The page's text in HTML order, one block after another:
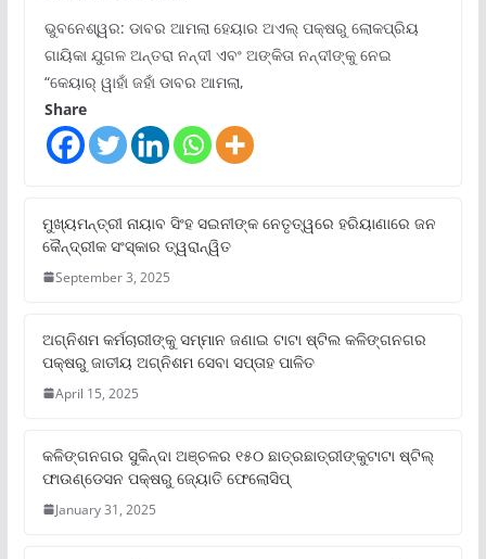
ଭୁବନେଶ୍ୱର: ଡାବର ଆମଲା ହେୟାର ଅଏଲ୍ ପକ୍ଷରୁ ଲୋକପ୍ରିୟ
ଗାୟିକା ଯୁଗଳ ଅନ୍ତରା ନନ୍ଦୀ ଏବଂ ଅଙ୍କିତା ନନ୍ଦୀଙ୍କୁ ନେଇ
“କେୟାର୍ ୱାହାଁ ଜହାଁ ଡାବର ଆମଲା,
Share
ମୁଖ୍ୟମନ୍ତ୍ରୀ ନାୟାବ ସିଂହ ସଇନୀଙ୍କ ନେତୃତ୍ୱରେ ହରିୟାଣାରେ ଜନ
କୈନ୍ଦ୍ରୀକ ସଂସ୍କାର ତ୍ୱରାନ୍ୱିତ
September 3, 2025
ଅଗ୍ନିଶମ କର୍ମଚାରୀଙ୍କୁ ସମ୍ମାନ ଜଣାଇ ଟାଟା ଷ୍ଟିଲ କଳିଙ୍ଗନଗର
ପକ୍ଷରୁ ଜାତୀୟ ଅଗ୍ନିଶମ ସେବା ସପ୍ତାହ ପାଳିତ
April 15, 2025
କଳିଙ୍ଗନଗର ସୁକିନ୍ଦା ଅଞ୍ଚଳର ୧୫୦ ଛାତ୍ରଛାତ୍ରୀଙ୍କୁଟାଟା ଷ୍ଟିଲ୍
ଫାଉଣ୍ଡେସନ ପକ୍ଷରୁ ଜ୍ୟୋତି ଫେଲୋସିପ୍‌
January 31, 2025